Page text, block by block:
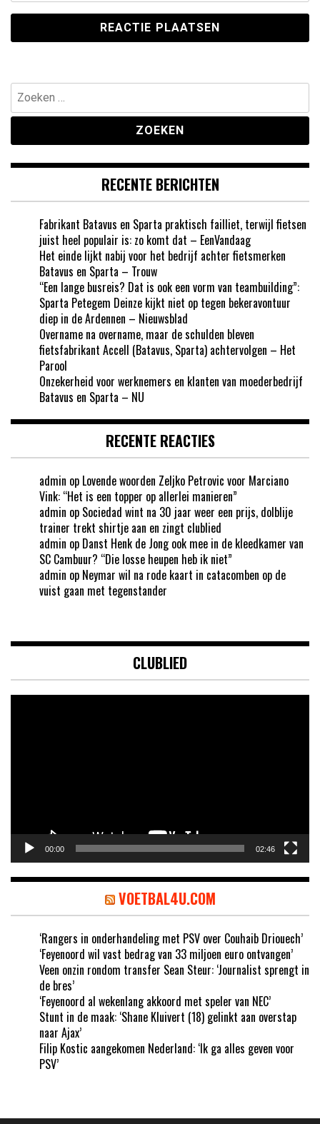
Zoeken
naar:
RECENTE BERICHTEN
Fabrikant Batavus en Sparta praktisch failliet, terwijl fietsen
juist heel populair is: zo komt dat – EenVandaag
Het einde lijkt nabij voor het bedrijf achter fietsmerken
Batavus en Sparta – Trouw
“Een lange busreis? Dat is ook een vorm van teambuilding”:
Sparta Petegem Deinze kijkt niet op tegen bekeravontuur
diep in de Ardennen – Nieuwsblad
Overname na overname, maar de schulden bleven
fietsfabrikant Accell (Batavus, Sparta) achtervolgen – Het
Parool
Onzekerheid voor werknemers en klanten van moederbedrijf
Batavus en Sparta – NU
RECENTE REACTIES
admin op Lovende woorden Zeljko Petrovic voor Marciano
Vink: “Het is een topper op allerlei manieren”
admin op Sociedad wint na 30 jaar weer een prijs, dolblije
trainer trekt shirtje aan en zingt clublied
admin op Danst Henk de Jong ook mee in de kleedkamer van
SC Cambuur? “Die losse heupen heb ik niet”
admin op Neymar wil na rode kaart in catacomben op de
vuist gaan met tegenstander
CLUBLIED
00:00 02:46
VOETBAL4U.COM
‘Rangers in onderhandeling met PSV over Couhaib Driouech’
‘Feyenoord wil vast bedrag van 33 miljoen euro ontvangen’
Veen onzin rondom transfer Sean Steur: ‘Journalist sprengt in
de bres’
‘Feyenoord al wekenlang akkoord met speler van NEC’
Stunt in de maak: ‘Shane Kluivert (18) gelinkt aan overstap
naar Ajax’
Filip Kostic aangekomen Nederland: ‘Ik ga alles geven voor
PSV’